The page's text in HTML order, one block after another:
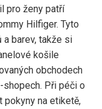
pro ženy patří
Hilfiger. Tyto
barev, takže si
košile
obchodech
shopech. Při péči o
na etiketě,